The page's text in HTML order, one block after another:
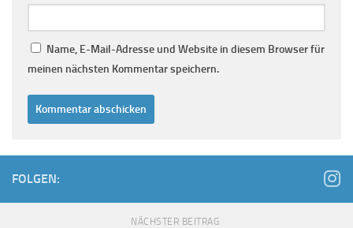
Name, E-Mail-Adresse und Website in diesem Browser für
meinen nächsten Kommentar speichern.
FOLGEN:
NÄCHSTER BEITRAG